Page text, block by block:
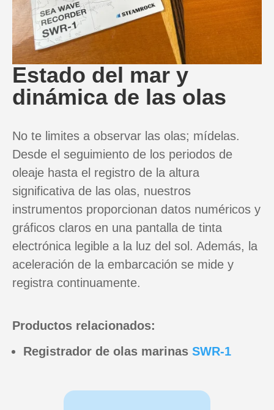
Estado del mar y
dinámica de las olas
No te limites a observar las olas; mídelas.
Desde el seguimiento de los periodos de
oleaje hasta el registro de la altura
significativa de las olas, nuestros
instrumentos proporcionan datos numéricos y
gráficos claros en una pantalla de tinta
electrónica legible a la luz del sol. Además, la
aceleración de la embarcación se mide y
registra continuamente.
Productos relacionados:
Registrador de olas marinas SWR-1